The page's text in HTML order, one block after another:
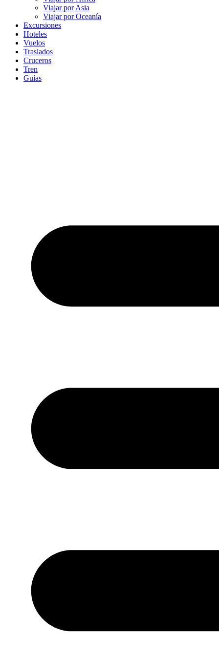
Viajar por Asia
Viajar por Oceanía
Excursiones
Hoteles
Vuelos
Traslados
Cruceros
Tren
Guías